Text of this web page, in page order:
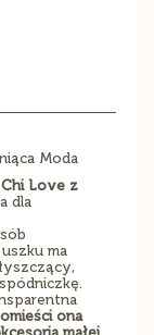
Moda
Love z
dla
ma
ona